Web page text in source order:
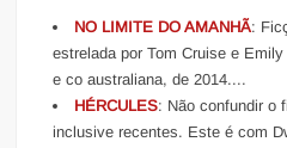
NO LIMITE DO AMANHÃ:
estrelada por Tom Cruise e
e co australiana, de 2014....
HÉRCULES: Não confundir o
inclusive recentes. Este é com